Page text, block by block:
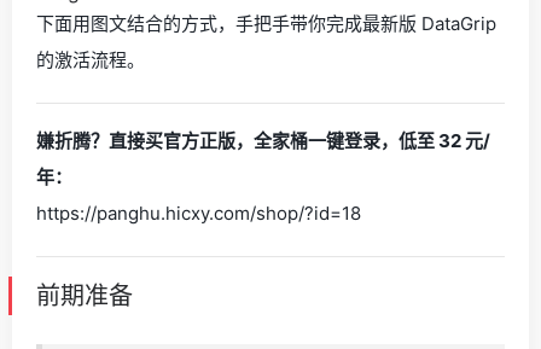
下面用图文结合的方式，手把手带你完成最新版 DataGrip
的激活流程。
嫌折腾？直接买官方正版，全家桶一键登录，低至 32 元/
年：
https://panghu.hicxy.com/shop/?id=18
前期准备